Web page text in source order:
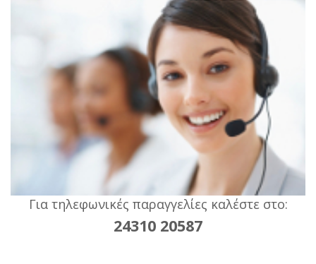
Για τηλεφωνικές παραγγελίες καλέστε στο:
24310 20587